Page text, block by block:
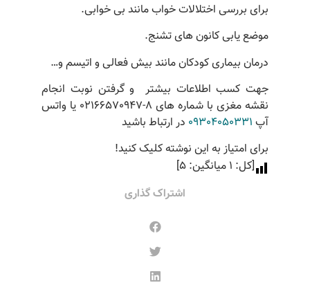
برای بررسی اختلالات خواب مانند بی خوابی.
موضع یابی کانون های تشنج.
درمان بیماری کودکان مانند بیش فعالی و اتیسم و…
جهت کسب اطلاعات بیشتر و گرفتن نوبت انجام
نقشه مغزی با شماره های 8-02166570947 یا واتس
آپ09304050331در ارتباط باشید
برای امتیاز به این نوشته کلیک کنید!
[کل:1میانگین:5
]
اشتراک گذاری